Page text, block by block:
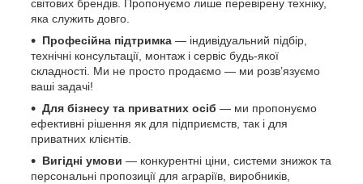
світових брендів. Пропонуємо лише перевірену техніку,
яка служить довго.
Професійна підтримка — індивідуальний підбір,
технічні консультації, монтаж і сервіс будь-якої
складності. Ми не просто продаємо — ми розв’язуємо
ваші задачі!
Для бізнесу та приватних осіб — ми пропонуємо
ефективні рішення як для підприємств, так і для
приватних клієнтів.
Вигідні умови — конкурентні ціни, системи знижок та
персональні пропозиції для аграріїв, виробників,